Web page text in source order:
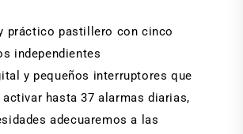
práctico pastillero con cinco
independientes
y pequeños interruptores que
hasta 37 alarmas diarias,
adecuaremos a las